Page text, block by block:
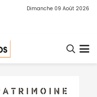
Dimanche 09 Août 2026